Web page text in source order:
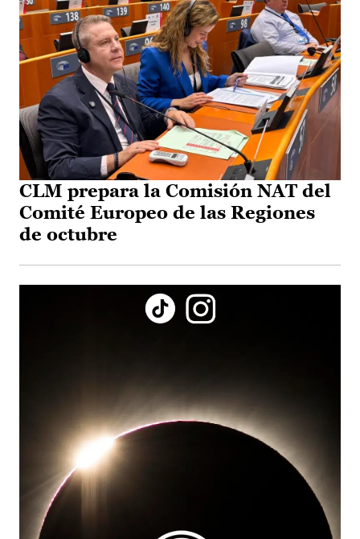
CLM prepara la Comisión NAT del
Comité Europeo de las Regiones
de octubre